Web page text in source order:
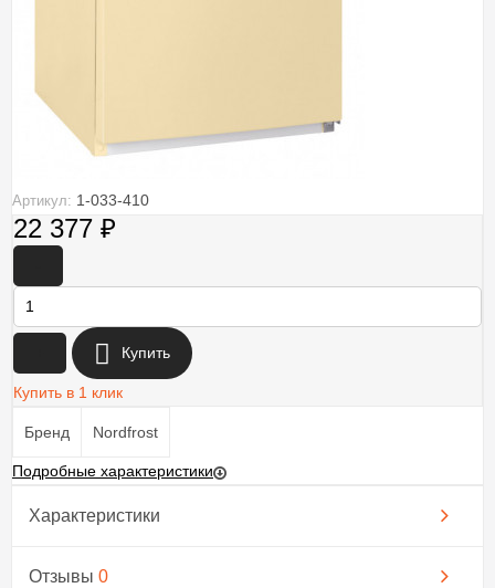
Артикул: 1-033-410
22 377 ₽
Купить
Купить в 1 клик
Бренд Nordfrost
Подробные характеристики
Характеристики
Отзывы 0